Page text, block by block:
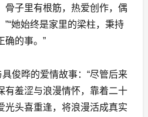
骨子里有根筋，热爱创作，偶
她始终是家里的梁柱，秉持
确的事。”
俊晔的爱情故事：“尽管后来
有羞涩与浪漫情怀，靠着二十
光头喜重逢，将浪漫活成真实